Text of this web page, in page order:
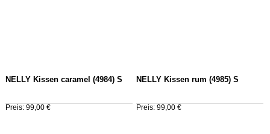
NELLY Kissen caramel (4984) S
Preis: 99,00 €
NELLY Kissen rum (4985) S
Preis: 99,00 €